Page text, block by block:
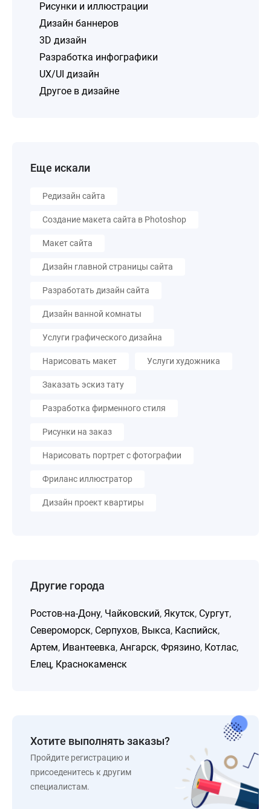
Рисунки и иллюстрации
Дизайн баннеров
3D дизайн
Разработка инфографики
UX/UI дизайн
Другое в дизайне
Еще искали
Редизайн сайта
Создание макета сайта в Photoshop
Макет сайта
Дизайн главной страницы сайта
Разработать дизайн сайта
Дизайн ванной комнаты
Услуги графического дизайна
Нарисовать макет Услуги художника
Заказать эскиз тату
Разработка фирменного стиля
Рисунки на заказ
Нарисовать портрет с фотографии
Фриланс иллюстратор
Дизайн проект квартиры
Другие города
Ростов-на-Дону, Чайковский, Якутск, Сургут,
Североморск, Серпухов, Выкса, Каспийск,
Артем, Ивантеевка, Ангарск, Фрязино, Котлас,
Елец, Краснокаменск
Хотите выполнять заказы?
Пройдите регистрацию и
присоеденитесь к другим
специалистам.